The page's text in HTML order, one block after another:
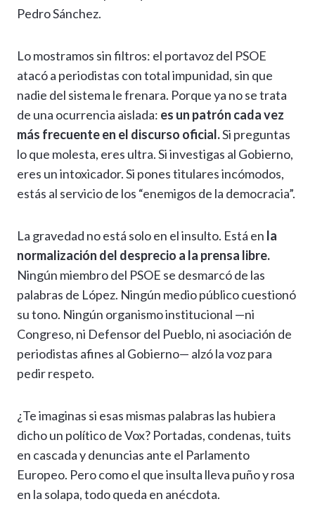
Pedro Sánchez.
Lo mostramos sin filtros: el portavoz del PSOE
atacó a periodistas con total impunidad, sin que
nadie del sistema le frenara. Porque ya no se trata
de una ocurrencia aislada: es un patrón cada vez
más frecuente en el discurso oficial.Si preguntas
lo que molesta, eres ultra. Si investigas al Gobierno,
eres un intoxicador. Si pones titulares incómodos,
estás al servicio de los “enemigos de la democracia”.
La gravedad no está solo en el insulto. Está en la
normalización del desprecio a la prensa libre.
Ningún miembro del PSOE se desmarcó de las
palabras de López. Ningún medio público cuestionó
su tono. Ningún organismo institucional —ni
Congreso, ni Defensor del Pueblo, ni asociación de
periodistas afines al Gobierno— alzó la voz para
pedir respeto.
¿Te imaginas si esas mismas palabras las hubiera
dicho un político de Vox? Portadas, condenas, tuits
en cascada y denuncias ante el Parlamento
Europeo. Pero como el que insulta lleva puño y rosa
en la solapa, todo queda en anécdota.